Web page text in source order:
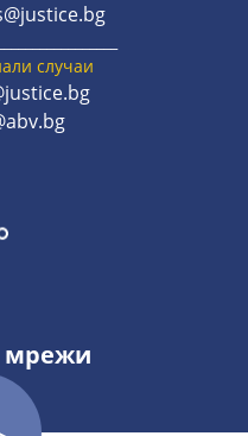
случаи
мрежи